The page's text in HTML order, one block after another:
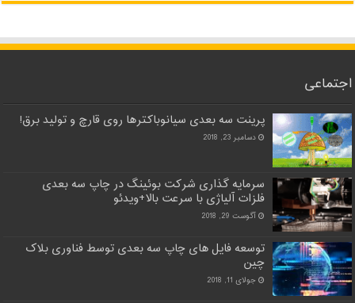
اجتماعی
پرینت سه بعدی سیانوباکترها روی قارچ و تولید برق!
دسامبر 23, 2018
سرمایه گذاری شرکت بوئینگ در چاپ سه بعدی
فلزات آلیاژی با سرعت بالا+ویدئو
آگوست 29, 2018
توسعه فایل های چاپ سه بعدی توسط فناوری بلاک
چین
جولای 11, 2018